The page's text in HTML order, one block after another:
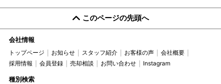
このページの先頭へ
会社情報
トップページ お知らせ スタッフ紹介 お客様の声
会社概要
採用情報
会員登録 売却相談 お問い合わせ Instagram
種別検索